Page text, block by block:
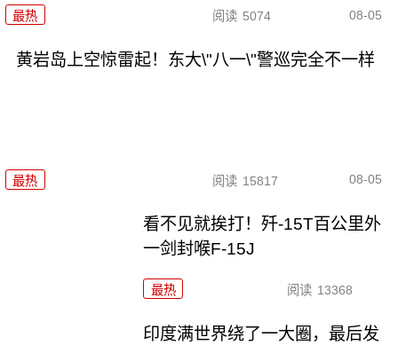
最热 阅读 5074 08-05
黄岩岛上空惊雷起！东大\"八一\"警巡完全不一样
最热 阅读 15817 08-05
看不见就挨打！歼-15T百公里外
一剑封喉F-15J
最热 阅读 13368
印度满世界绕了一大圈，最后发